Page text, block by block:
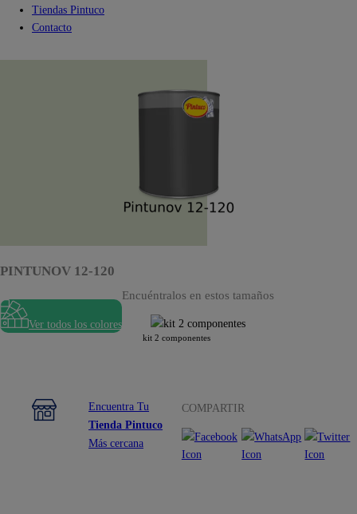
Tiendas Pintuco
Contacto
PINTUNOV 12-120
Ver todos los colores
Encuéntralos en estos tamaños
kit 2 componentes
Encuentra Tu
Tienda Pintuco
Más cercana
COMPARTIR